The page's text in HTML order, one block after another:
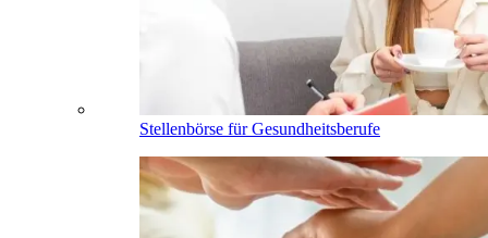
Stellenbörse für Gesundheitsberufe